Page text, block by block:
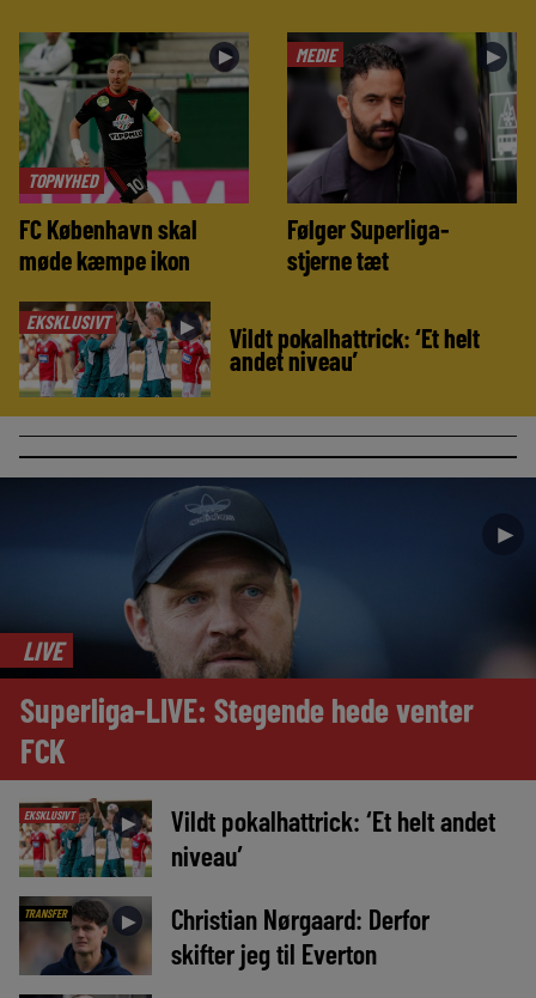
TOPNYHED
►
FC København skal
møde kæmpe ikon
MEDIE ►
Følger Superliga-
stjerne tæt
EKSKLUSIVT ► Vildt pokalhattrick: ‘Et helt
andet niveau’
►
LIVE
Superliga-LIVE: Stegende hede venter
FCK
EKSKLUSIVT ►
Vildt pokalhattrick: ‘Et helt andet
niveau’
TRANSFER ►
Christian Nørgaard: Derfor
skifter jeg til Everton